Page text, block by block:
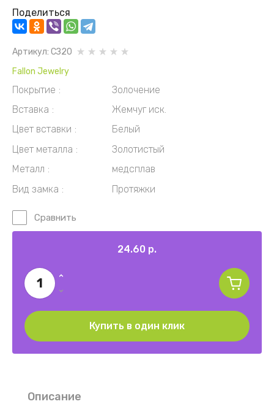
Поделиться
Артикул: СЗ20
Fallon Jewelry
Покрытие
Золочение
Вставка
Жемчуг иск.
Цвет вставки
Белый
Цвет металла
Золотистый
Металл
медсплав
Вид замка
Протяжки
Сравнить
24.60 р.
Купить в один клик
Описание